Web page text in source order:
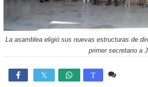
La asamblea eligió sus nuevas estructuras de
primer secretario a
 T